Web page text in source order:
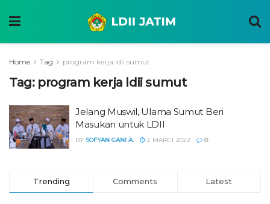
Home Tag program kerja ldii sumut
Tag: program kerja ldii sumut
Jelang Muswil, Ulama Sumut Beri
Masukan untuk LDII
BY SOFYAN GANI A. 2 MARET 2022 0
Trending Comments Latest